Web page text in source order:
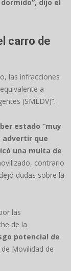
dijo el
carro de
las infracciones
a
(SMLDV)”.
estado “muy
advertir que
una multa de
contrario
dudas sobre la
las
de la
potencial de
Movilidad de